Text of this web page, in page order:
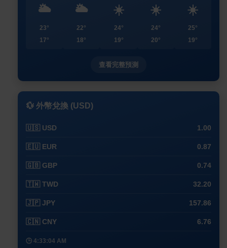
🌥️
23°
17°
🌥️
22°
18°
☀️
24°
19°
☀️
24°
20°
☀️
25°
19°
查看完整預測
💱 外幣兌換 (USD)
🇺🇸 USD 1.00
🇪🇺 EUR 0.87
🇬🇧 GBP 0.74
🇹🇼 TWD 32.20
🇯🇵 JPY 157.86
🇨🇳 CNY 6.76
🕒 4:33:04 AM